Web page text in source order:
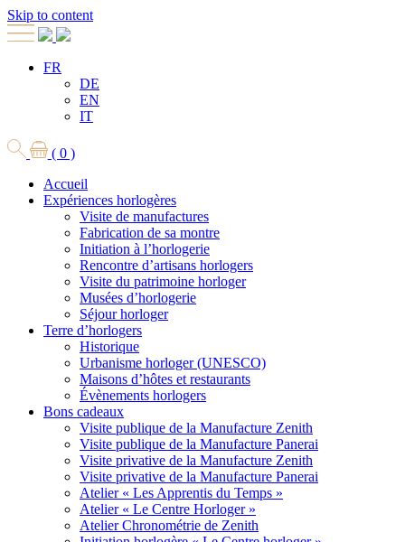
Skip to content
FR
DE
EN
IT
( 0 )
Accueil
Expériences horlogères
Visite de manufactures
Fabrication de sa montre
Initiation à l’horlogerie
Rencontre d’artisans horlogers
Visite du patrimoine horloger
Musées d’horlogerie
Séjour horloger
Terre d’horlogers
Historique
Urbanisme horloger (UNESCO)
Maisons d’hôtes et restaurants
Évènements horlogers
Bons cadeaux
Visite publique de la Manufacture Zenith
Visite publique de la Manufacture Panerai
Visite privative de la Manufacture Zenith
Visite privative de la Manufacture Panerai
Atelier « Les Apprentis du Temps »
Atelier « Le Centre Horloger »
Atelier Chronométrie de Zenith